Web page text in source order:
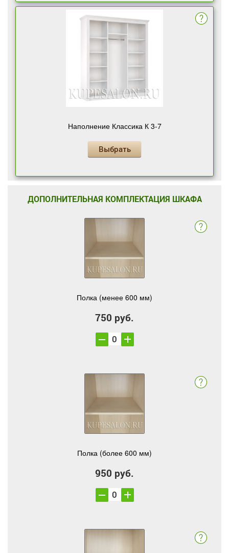
Наполнение Классика К 3-7
Выбрать
ДОПОЛНИТЕЛЬНАЯ КОМПЛЕКТАЦИЯ ШКАФА
Полка (менее 600 мм)
750 руб.
Полка (более 600 мм)
950 руб.